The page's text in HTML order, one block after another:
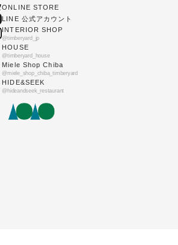
ONLINE STORE
LINE 公式アカウント
INTERIOR SHOP
@timberyard_jp
HOUSE
@timberyard_house
Miele Shop Chiba
@miele_shop_chiba_timberyard
HIDE&SEEK
@hideandseek_restaurant